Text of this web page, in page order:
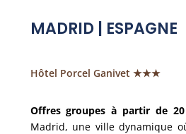
MADRID | ESPAGNE
Hôtel Porcel Ganivet ★★★
Offres groupes à partir de
Madrid, une ville dynamique